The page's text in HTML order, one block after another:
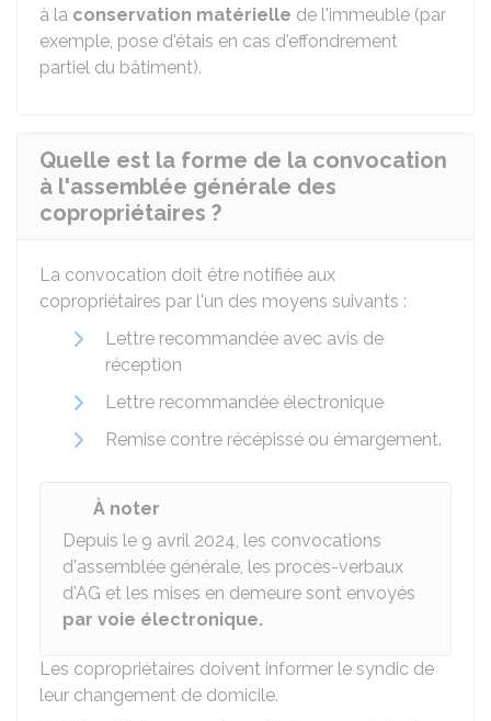
à la conservation matérielle de l'immeuble (par
exemple, pose d'étais en cas d'effondrement
partiel du bâtiment).
Quelle est la forme de la convocation
à l'assemblée générale des
copropriétaires ?
La convocation doit être notifiée aux
copropriétaires par l'un des moyens suivants :
Lettre recommandée avec avis de
réception
Lettre recommandée électronique
Remise contre récépissé ou émargement.
À noter
Depuis le 9 avril 2024, les convocations
d'assemblée générale, les procès-verbaux
d'AG et les mises en demeure sont envoyés
par voie électronique.
Les copropriétaires doivent informer le syndic de
leur changement de domicile.